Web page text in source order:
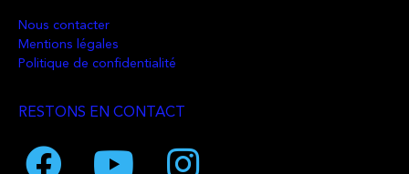
Nous contacter
Mentions légales
Politique de confidentialité
RESTONS EN CONTACT